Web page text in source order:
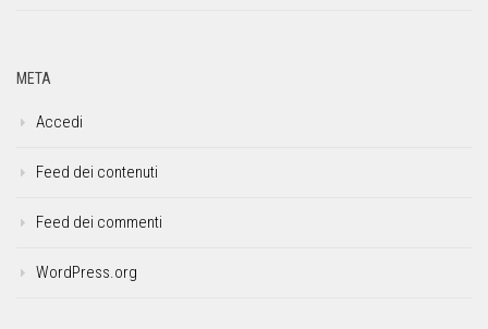
META
Accedi
Feed dei contenuti
Feed dei commenti
WordPress.org